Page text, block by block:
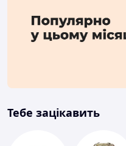
Тебе зацікавить